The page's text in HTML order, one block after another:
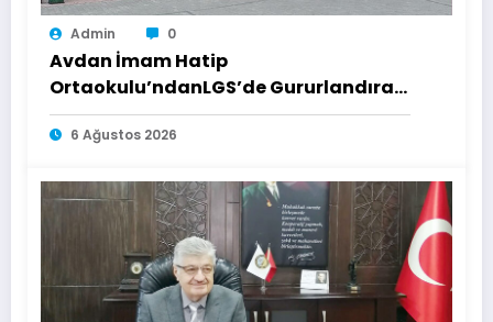
Admin 0
Avdan İmam Hatip
Ortaokulu’ndanLGS’de Gururlandıran
Başarı
6 Ağustos 2026